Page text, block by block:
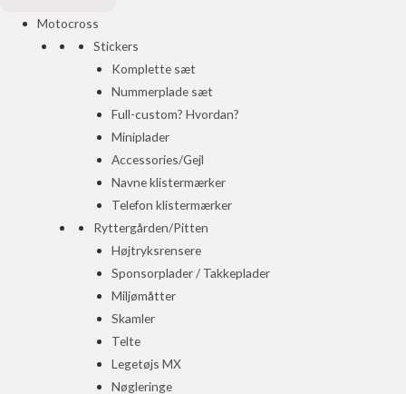
Motocross
Stickers
Komplette sæt
Nummerplade sæt
Full-custom? Hvordan?
Miniplader
Accessories/Gejl
Navne klistermærker
Telefon klistermærker
Ryttergården/Pitten
Højtryksrensere
Sponsorplader / Takkeplader
Miljømåtter
Skamler
Telte
Legetøjs MX
Nøgleringe